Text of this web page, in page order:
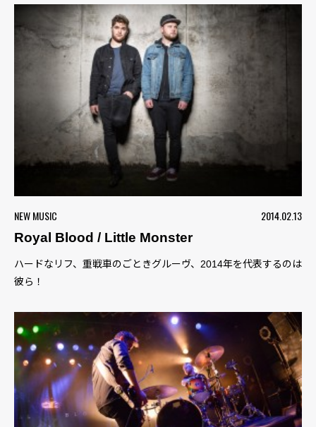
NEW MUSIC
2014.02.13
Royal Blood / Little Monster
ハードなリフ、重戦車のごときグルーヴ、2014年を代表するのは
彼ら！